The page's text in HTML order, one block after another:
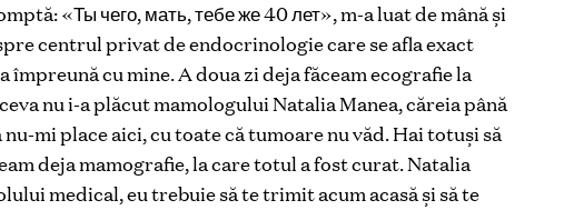
«Ты чего, мать, тебе же 40 лет», m-a luat de mână și
centrul privat de endocrinologie care se afla exact
împreună cu mine. A doua zi deja făceam ecografie la
nu i-a plăcut mamologului Natalia Manea, căreia până
mi place aici, cu toate că tumoare nu văd. Hai totuși să
deja mamografie, la care totul a fost curat. Natalia
medical, eu trebuie să te trimit acum acasă și să te